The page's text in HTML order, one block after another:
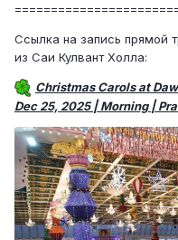
Ссылка на запись прямой
из Саи Кулвант Холла:
Christmas Carols at
Dec 25, 2025 | Morning |